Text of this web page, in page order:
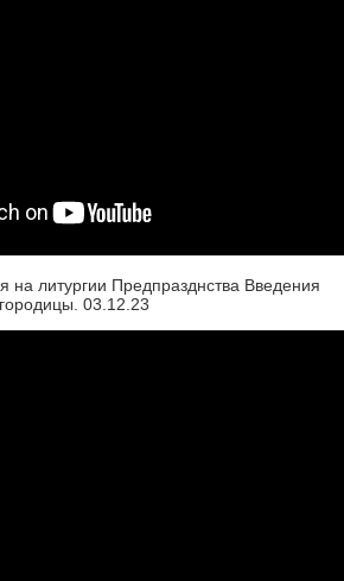
на литургии Предпразднства Введения
03.12.23